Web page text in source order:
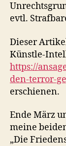
evtl.
Dieser
Künstle-
https://
den-terror-
erschienen.
Ende März
meine
„Die